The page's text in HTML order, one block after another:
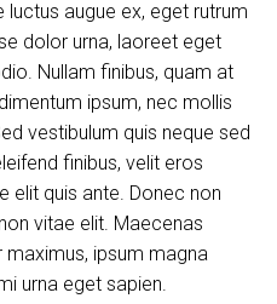
augue ex, eget rutrum
dolor urna, laoreet eget
Nullam finibus, quam at
ipsum, nec mollis
vestibulum quis neque sed
finibus, velit eros
elit quis ante. Donec non
vitae elit. Maecenas
ipsum magna
urna eget sapien.